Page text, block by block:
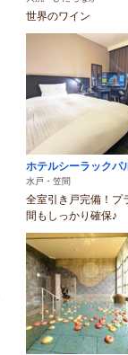
世界のワイン
ホテルシーラックパ
水戸・笠間
全室引き戸完備！プ
間もしっかり確保♪